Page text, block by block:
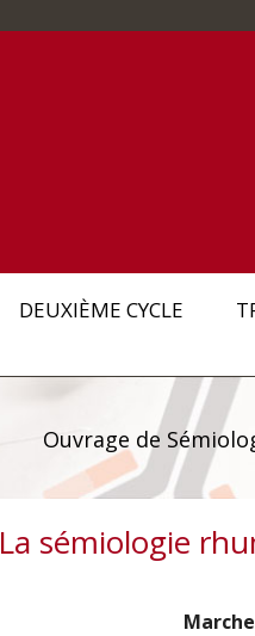
DEUXIÈME CYCLE
Ouvrage de
La sémiologie